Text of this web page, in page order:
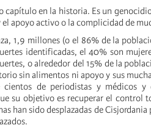
capítulo en la historia. Es un
apoyo activo o la complicidad de
1,9 millones (o el 86% de la
identificadas, el 40% son
o alrededor del 15% de la
sin alimentos ni apoyo y sus
cientos de periodistas y médicos
su objetivo es recuperar el control
han sido desplazadas de